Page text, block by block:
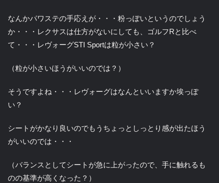
なんかパワステの手応えが・・・粉っぽいというのでしょう
か・・・レクサスは仕方がないにしても、ゴルフRと比べ
て・・・レヴォーグSTI Sportは粒が小さい？
（粒が小さいほうがいいのでは？）
そうですよね・・・レヴォーグはなんといいますか埃っぽ
い？
シートがかなり良いのでもうちょっとしっとり感が出たほう
がいいのでは・・・
（バランスとしてシートが急に上がったので、手に触れるも
のの基準が高くなった？）